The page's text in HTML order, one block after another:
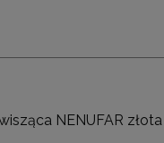
NENUFAR złota